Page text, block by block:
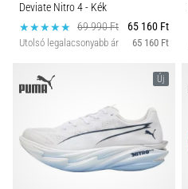
Deviate Nitro 4- Kék
69 990 Ft
65 160 Ft
Utolsó legalacsonyabb ár 65 160 Ft
Új